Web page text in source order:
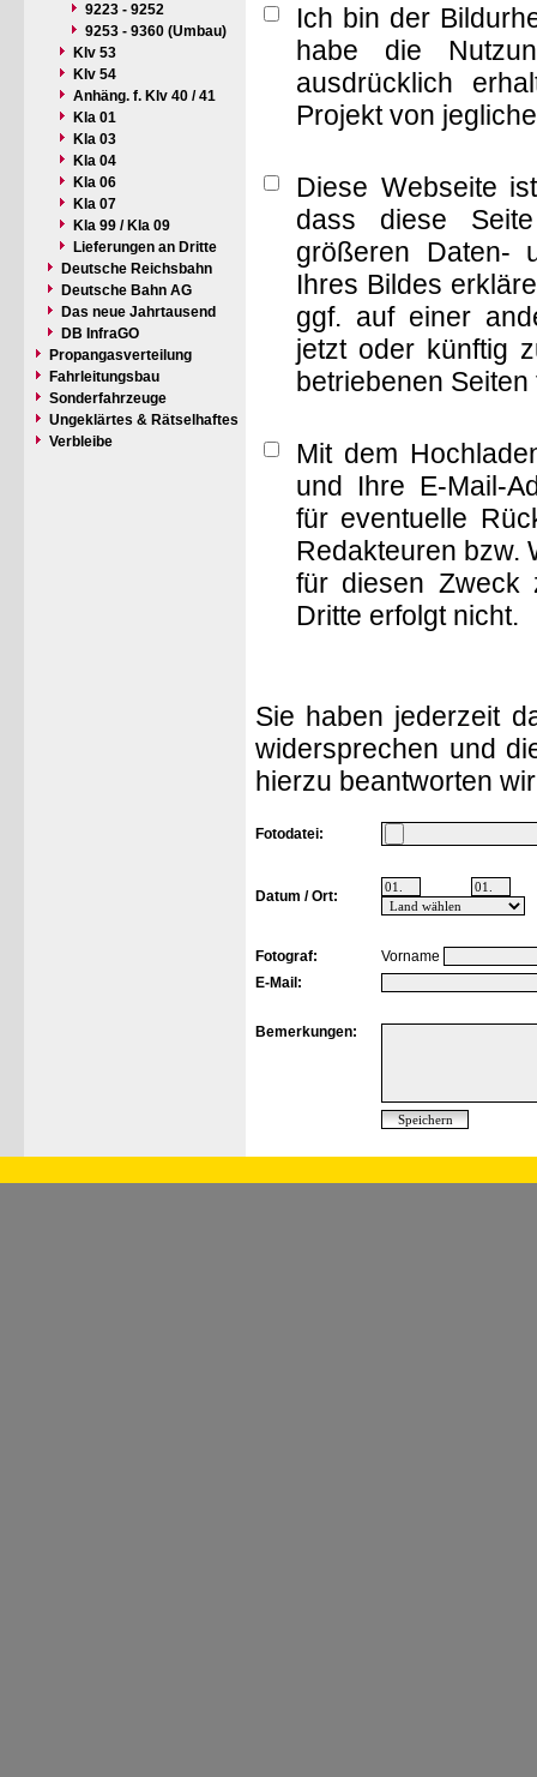
9223 - 9252
9253 - 9360 (Umbau)
Klv 53
Klv 54
Anhäng. f. Klv 40 / 41
Kla 01
Kla 03
Kla 04
Kla 06
Kla 07
Kla 99 / Kla 09
Lieferungen an Dritte
Deutsche Reichsbahn
Deutsche Bahn AG
Das neue Jahrtausend
DB InfraGO
Propangasverteilung
Fahrleitungsbau
Sonderfahrzeuge
Ungeklärtes & Rätselhaftes
Verbleibe
Ich bin der
habe die
ausdrücklich
Projekt von
Diese Webseite
dass diese
größeren Daten-
Ihres Bildes
ggf. auf einer
jetzt oder künftig
betriebenen
Mit dem
und Ihre E-Mail-
für eventuelle
Redakteuren bzw.
für diesen Zweck
Dritte erfolgt nicht.
Sie haben jederzeit
widersprechen und
hierzu beantworten
Fotodatei:
Datum / Ort:
Fotograf:
Vorname
E-Mail:
Bemerkungen: